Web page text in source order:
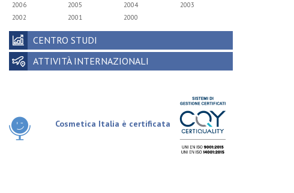
2006
2005 2004
2003
2002
2001 2000
CENTRO STUDI
ATTIVITÀ INTERNAZIONALI
Cosmetica Italia è certificata